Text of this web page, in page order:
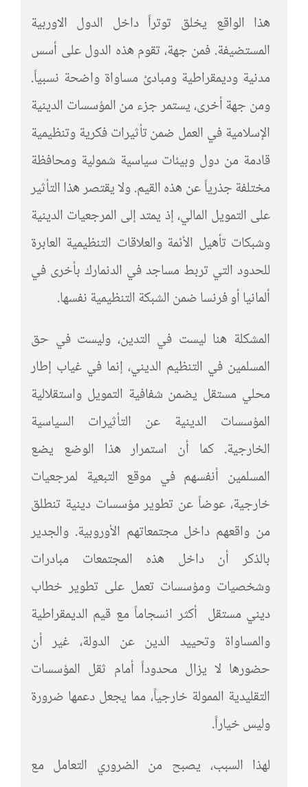
هذا الواقع يخلق توتراً داخل الدول الاوربية
المستضيفة. فمن جهة، تقوم هذه الدول على أسس
مدنية وديمقراطية ومبادئ مساواة واضحة نسبياً.
ومن جهة أخرى، يستمر جزء من المؤسسات الدينية
الإسلامية في العمل ضمن تأثيرات فكرية وتنظيمية
قادمة من دول وبيئات سياسية شمولية ومحافظة
مختلفة جذرياً عن هذه القيم. ولا يقتصر هذا التأثير
على التمويل المالي، إذ يمتد إلى المرجعيات الدينية
وشبكات تأهيل الأئمة والعلاقات التنظيمية العابرة
للحدود التي تربط مساجد في الدنمارك بأخرى في
ألمانيا أو فرنسا ضمن الشبكة التنظيمية نفسها.
المشكلة هنا ليست في التدين، وليست في حق
المسلمين في التنظيم الديني، إنما في غياب إطار
محلي مستقل يضمن شفافية التمويل واستقلالية
المؤسسات الدينية عن التأثيرات السياسية
الخارجية. كما أن استمرار هذا الوضع يضع
المسلمين أنفسهم في موقع التبعية لمرجعيات
خارجية، عوضاً عن تطوير مؤسسات دينية تنطلق
من واقعهم داخل مجتمعاتهم الأوروبية. والجدير
بالذكر أن داخل هذه المجتمعات مبادرات
وشخصيات ومؤسسات تعمل على تطوير خطاب
ديني مستقل أكثر انسجاماً مع قيم الديمقراطية
والمساواة وتحييد الدين عن الدولة، غير أن
حضورها لا يزال محدوداً أمام ثقل المؤسسات
التقليدية الممولة خارجياً، مما يجعل دعمها ضرورة
وليس خياراً.
لهذا السبب، يصبح من الضروري التعامل مع